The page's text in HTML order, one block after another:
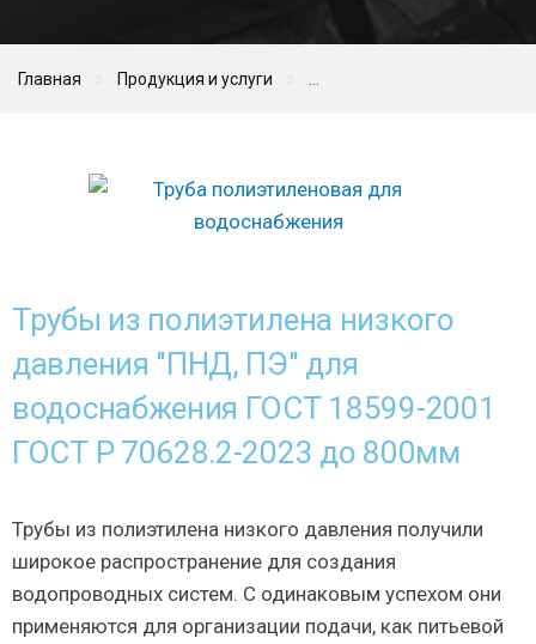
Главная Продукция и услуги
Трубы из полиэтилена низкого
давления "ПНД, ПЭ" для
водоснабжения ГОСТ 18599-2001
ГОСТ Р 70628.2-2023 до 800мм
Трубы из полиэтилена низкого давления получили
широкое распространение для создания
водопроводных систем. С одинаковым успехом они
применяются для организации подачи, как питьевой